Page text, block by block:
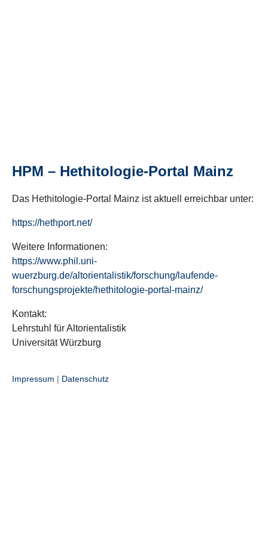
HPM – Hethitologie-Portal Mainz
Das Hethitologie-Portal Mainz ist aktuell erreichbar unter:
https://hethport.net/
Weitere Informationen:
https://www.phil.uni-
wuerzburg.de/altorientalistik/forschung/laufende-
forschungsprojekte/hethitologie-portal-mainz/
Kontakt:
Lehrstuhl für Altorientalistik
Universität Würzburg
Impressum | Datenschutz